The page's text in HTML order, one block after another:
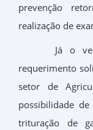
prevenção
realização de
Já o
requerimento
setor de
possibilidade
trituração de